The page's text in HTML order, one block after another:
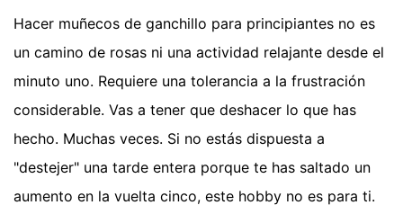
Hacer muñecos de ganchillo para principiantes no es
un camino de rosas ni una actividad relajante desde el
minuto uno. Requiere una tolerancia a la frustración
considerable. Vas a tener que deshacer lo que has
hecho. Muchas veces. Si no estás dispuesta a
"destejer" una tarde entera porque te has saltado un
aumento en la vuelta cinco, este hobby no es para ti.